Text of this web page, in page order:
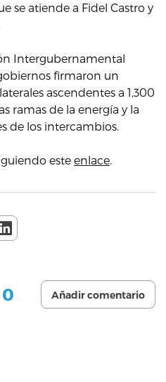
se atiende a Fidel Castro y
Intergubernamental
firmaron un
ascendentes a 1,300
ramas de la energía y la
de los intercambios.
este enlace.
0 Añadir comentario